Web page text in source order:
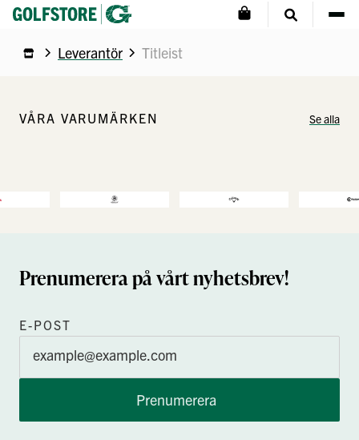
Leverantör Titleist
VÅRA VARUMÄRKEN Se alla
Prenumerera på vårt nyhetsbrev!
E-POST
Prenumerera